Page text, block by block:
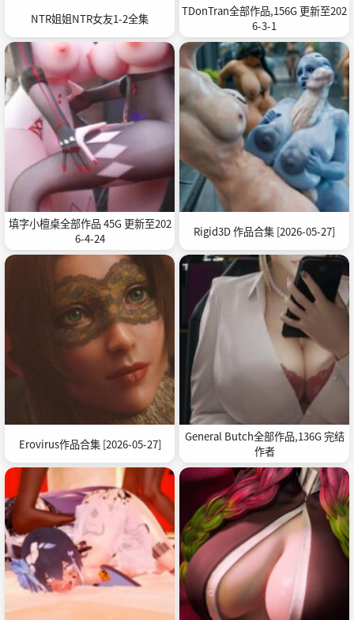
NTR姐姐NTR女友1-2全集
TDonTran全部作品,156G 更新至202
6-3-1
填字小檀桌全部作品 45G 更新至202
6-4-24
Rigid3D 作品合集 [2026-05-27]
Erovirus作品合集 [2026-05-27]
General Butch全部作品,136G 完结
作者